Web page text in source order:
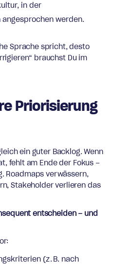
in der
werden.
Sprache spricht, desto
brauchst Du im
Priorisierung
ein guter Backlog. Wenn
fehlt am Ende der Fokus –
Roadmaps verwässern,
Stakeholder verlieren das
entscheiden – und
(z. B. nach